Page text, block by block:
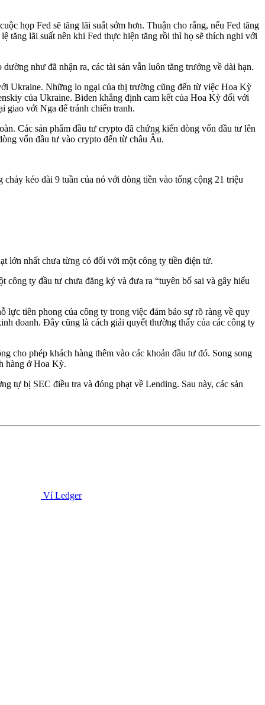
họp Fed sẽ tăng lãi suất sớm hơn. Thuận cho rằng, nếu Fed tăng
tăng lãi suất nên khi Fed thực hiện tăng rồi thì họ sẽ thích nghi với
như đã nhận ra, các tài sản vẫn luôn tăng trưởng về dài hạn.
Ukraine. Những lo ngại của thị trường cũng đến từ việc Hoa Kỳ
của Ukraine. Biden khẳng định cam kết của Hoa Kỳ đối với
giao với Nga để tránh chiến tranh.
Các sản phẩm đầu tư crypto đã chứng kiến dòng vốn đầu tư lên
vốn đầu tư vào crypto đến từ châu Âu.
kéo dài 9 tuần của nó với dòng tiền vào tổng cộng 21 triệu
lớn nhất chưa từng có đối với một công ty tiền điện tử.
ty đầu tư chưa đăng ký và đưa ra “tuyên bố sai và gây hiểu
tiên phong của công ty trong việc đảm bảo sự rõ ràng về quy
doanh. Đây cũng là cách giải quyết thường thấy của các công ty
cho phép khách hàng thêm vào các khoản đầu tư đó. Song song
hàng ở Hoa Kỳ.
tự bị SEC điều tra và đóng phạt về Lending. Sau này, các sản
Ví Ledger